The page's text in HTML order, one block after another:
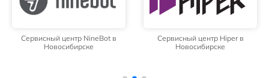
Сервисный центр NineBot в
Новосибирске
Сервисный центр Hiper в
Новосибирске